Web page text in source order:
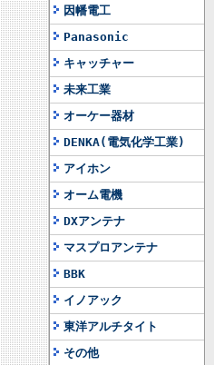
因幡電工
Panasonic
キャッチャー
未来工業
オーケー器材
DENKA(電気化学工業)
アイホン
オーム電機
DXアンテナ
マスプロアンテナ
BBK
イノアック
東洋アルチタイト
その他